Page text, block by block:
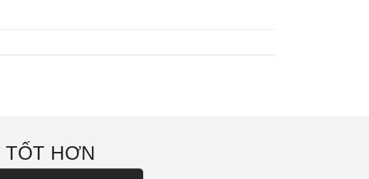
HƠN